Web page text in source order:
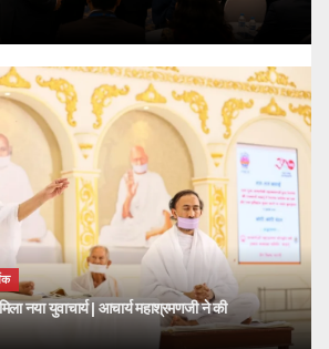
नया युवाचार्य | आचार्य महाश्रमणजी ने की